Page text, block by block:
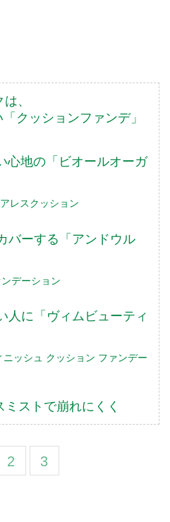
、
クッションファンデ」
心地の「ビオールオーガ
レスクッション
バーする「アンドウル
デーション
人に「ヴィムビューティ
ッシュ クッション ファンデー
ストで崩れにくく
2 3